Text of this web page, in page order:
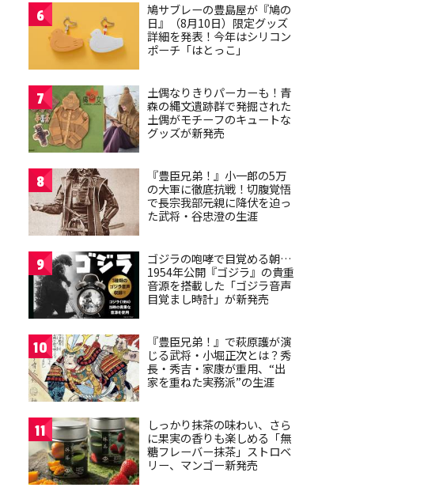
6
鳩サブレーの豊島屋が『鳩の
日』（8月10日）限定グッズ
詳細を発表！今年はシリコン
ポーチ「はとっこ」
7
土偶なりきりパーカーも！青
森の縄文遺跡群で発掘された
土偶がモチーフのキュートな
グッズが新発売
8
『豊臣兄弟！』小一郎の5万
の大軍に徹底抗戦！切腹覚悟
で長宗我部元親に降伏を迫っ
た武将・谷忠澄の生涯
9
ゴジラの咆哮で目覚める朝…
1954年公開『ゴジラ』の貴重
音源を搭載した「ゴジラ音声
目覚まし時計」が新発売
10
『豊臣兄弟！』で萩原護が演
じる武将・小堀正次とは？秀
長・秀吉・家康が重用、“出
家を重ねた実務派”の生涯
11
しっかり抹茶の味わい、さら
に果実の香りも楽しめる「無
糖フレーバー抹茶」ストロベ
リー、マンゴー新発売